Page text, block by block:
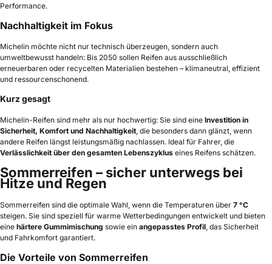
Performance.
Nachhaltigkeit im Fokus
Michelin möchte nicht nur technisch überzeugen, sondern auch
umweltbewusst handeln: Bis 2050 sollen Reifen aus ausschließlich
erneuerbaren oder recycelten Materialien bestehen – klimaneutral, effizient
und ressourcenschonend.
Kurz gesagt
Michelin-Reifen sind mehr als nur hochwertig: Sie sind eine Investition in
Sicherheit, Komfort und Nachhaltigkeit , die besonders dann glänzt, wenn
andere Reifen längst leistungsmäßig nachlassen. Ideal für Fahrer, die
Verlässlichkeit über den gesamten Lebenszyklus eines Reifens schätzen.
Sommerreifen – sicher unterwegs bei
Hitze und Regen
Sommerreifen sind die optimale Wahl, wenn die Temperaturen über 7 °C
steigen. Sie sind speziell für warme Wetterbedingungen entwickelt und bieten
eine härtere Gummimischung sowie ein angepasstes Profil , das Sicherheit
und Fahrkomfort garantiert.
Die Vorteile von Sommerreifen